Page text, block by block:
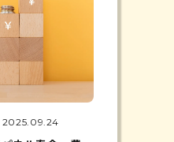
2025.09.24